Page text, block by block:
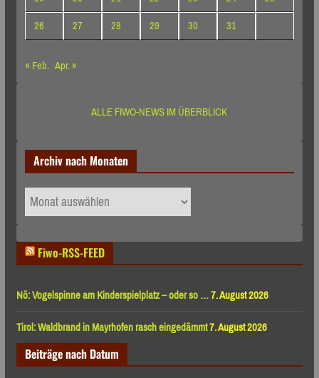
26
27 28 29 30
31
« Feb. Apr. »
ALLE FIWO-NEWS IM ÜBERBLICK
Archiv nach Monaten
Archiv
nach
Fiwo-RSS-FEED
Nö: Vogelspinne am Kinderspielplatz – oder so …7. August 2026
Tirol: Waldbrand in Mayrhofen rasch eingedämmt7. August 2026
Beiträge nach Datum